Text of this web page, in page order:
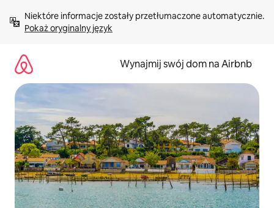
treści Pokaż oryginalny język
Wynajmij swój dom na Airbnb